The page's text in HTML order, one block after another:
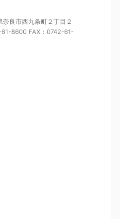
良市西九条町２丁目２
61-8600 FAX：0742-61-